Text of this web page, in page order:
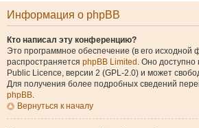
Информация о phpBB
Кто написал эту конференцию?
Это программное обеспечение (в его исходной
распространяется phpBB Limited . Оно доступно
Public Licence, версии 2 (GPL-2.0) и может
Для получения более подробных сведений
phpBB.
Вернуться к началу